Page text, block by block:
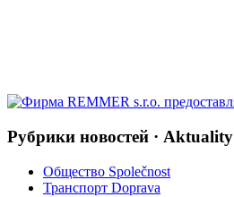
Рубрики новостей · Aktuality
Общество Společnost
Транспорт Doprava